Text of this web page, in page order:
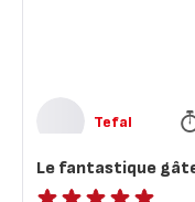
Tefal
Le fantastique